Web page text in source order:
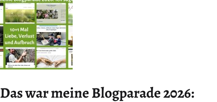
Das war meine Blogparade 2026: